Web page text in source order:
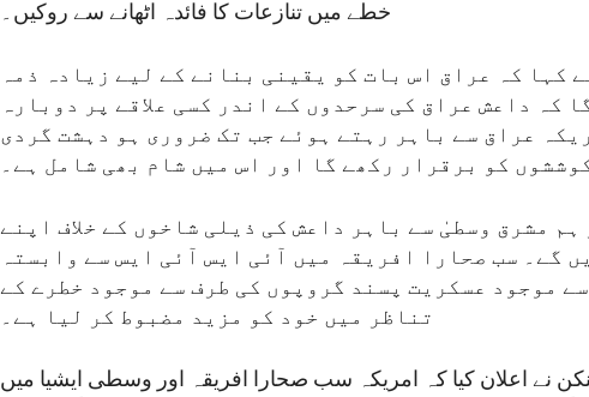
خطے میں تنازعات کا فائدہ اٹھانے سے روکیں۔
کہا کہ عراق اس بات کو یقینی بنانے کے لیے زیادہ ذمہ
کہ داعش عراق کی سرحدوں کے اندر کسی علاقے پر دوبارہ
عراق سے باہر رہتے ہوئے جب تک ضروری ہو دہشت گردی
کوششوں کو برقرار رکھے گا اور اس میں شام بھی شامل ہے۔
ہم مشرق وسطیٰ سے باہر داعش کی ذیلی شاخوں کے خلاف اپنے
گے۔ سب صحارا افریقہ میں آئی ایس آئی ایس سے وابستہ
موجود عسکریت پسند گروپوں کی طرف سے موجود خطرے کے
تناظر میں خود کو مزید مضبوط کر لیا ہے۔
نے اعلان کیا کہ امریکہ سب صحارا افریقہ اور وسطی ایشیا میں